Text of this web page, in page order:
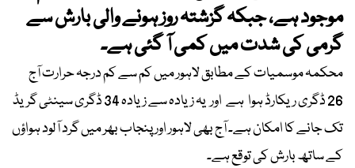
موجود ہے، جبکہ گزشتہ روز ہونے والی بارش سے
گرمی کی شدت میں کمی آ گئی ہے۔
محکمہ موسمیات کے مطابق لاہور میں کم سے کم درجہ حرارت آج
26 ڈگری ریکارڈ ہوا ہے اور یہ زیادہ سے زیادہ 34 ڈگری سینٹی گریڈ
تک جانے کا امکان ہے۔ آج بھی لاہور اور پنجاب بھر میں گرد آلود ہواؤں
کے ساتھ بارش کی توقع ہے۔